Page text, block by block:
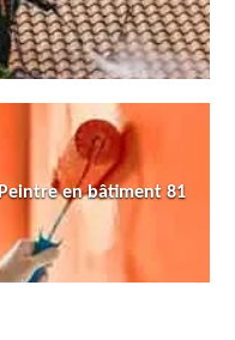
Peintre en bâtiment 81